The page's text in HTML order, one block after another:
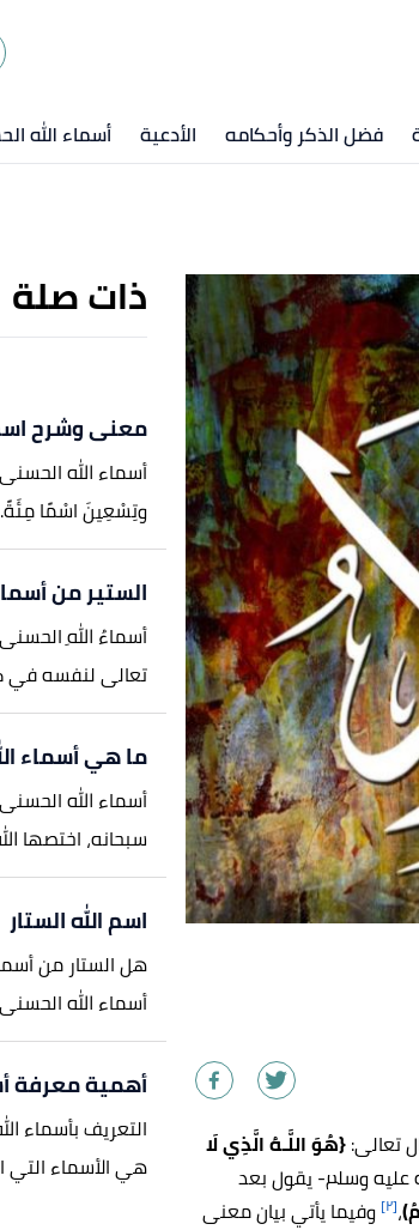
فضل الذكر وأحكامه الأدعية أسماء الله
تعالى:{هُوَ اللَّـهُ الَّذِي لَا
عليه وسلم- يقول بعد
،[٢] وفيما يأتي بيان معنى
ذات صلة
معنى وشرح
أسماء الله
وتِسْعِينَ اسْمًا
الستير من
أسماءُ اللهِ
تعالى لنفسه في
ما هي أسماء
أسماء الله
سبحانه، اختصها
اسم الله الستار
هل الستار من
أسماء الله
أهمية معرفة
التعريف بأسماء
هي الأسماء التي